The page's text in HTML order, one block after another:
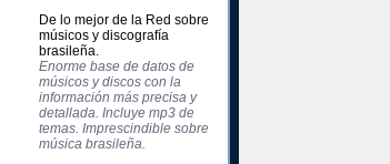
De lo mejor de la Red sobre
músicos y discografía
brasileña.
Enorme base de datos de
músicos y discos con la
información más precisa y
detallada. Incluye mp3 de
temas. Imprescindible sobre
música brasileña.